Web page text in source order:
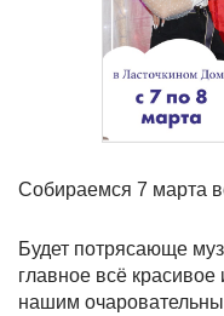
Собираемся 7 марта
Будет потрясающе
главное всё
нашим